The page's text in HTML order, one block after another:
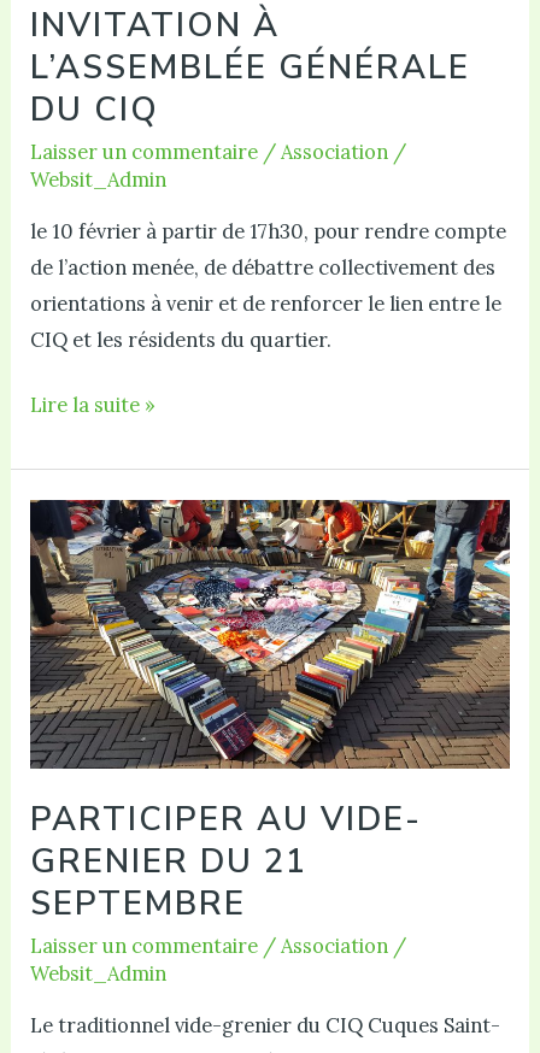
INVITATION À
L’ASSEMBLÉE GÉNÉRALE
DU CIQ
Laisser un commentaire /Association /
Websit_Admin
le 10 février à partir de 17h30, pour rendre compte
de l’action menée, de débattre collectivement des
orientations à venir et de renforcer le lien entre le
CIQ et les résidents du quartier.
Invitation
l’Assemblée
Générale
du
CIQ
Lire la suite »
PARTICIPER AU VIDE-
GRENIER DU 21
SEPTEMBRE
Laisser un commentaire /Association /
Websit_Admin
Le traditionnel vide-grenier du CIQ Cuques Saint-